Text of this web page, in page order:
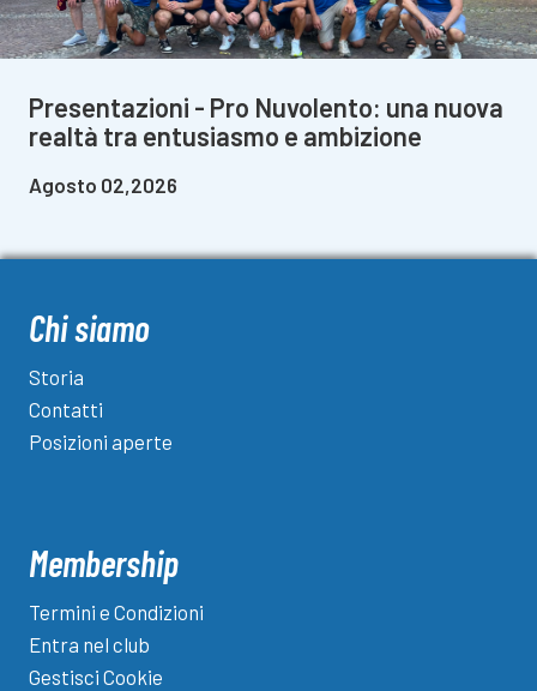
Presentazioni - Pro Nuvolento: una nuova
realtà tra entusiasmo e ambizione
Agosto 02,2026
Chi siamo
Storia
Contatti
Posizioni aperte
Membership
Termini e Condizioni
Entra nel club
Gestisci Cookie